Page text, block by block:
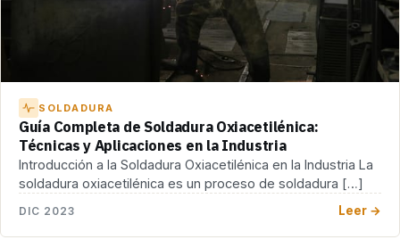
SOLDADURA
Guía Completa de Soldadura Oxiacetilénica:
Técnicas y Aplicaciones en la Industria
Introducción a la Soldadura Oxiacetilénica en la Industria La
soldadura oxiacetilénica es un proceso de soldadura […]
DIC 2023 Leer →